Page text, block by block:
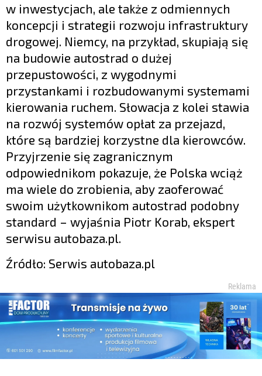
w inwestycjach, ale także z odmiennych
koncepcji i strategii rozwoju infrastruktury
drogowej. Niemcy, na przykład, skupiają się
na budowie autostrad o dużej
przepustowości, z wygodnymi
przystankami i rozbudowanymi systemami
kierowania ruchem. Słowacja z kolei stawia
na rozwój systemów opłat za przejazd,
które są bardziej korzystne dla kierowców.
Przyjrzenie się zagranicznym
odpowiednikom pokazuje, że Polska wciąż
ma wiele do zrobienia, aby zaoferować
swoim użytkownikom autostrad podobny
standard – wyjaśnia Piotr Korab, ekspert
serwisu autobaza.pl.
Źródło: Serwis autobaza.pl
Reklama